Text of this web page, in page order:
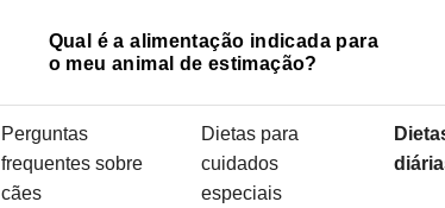
Qual é a alimentação indicada para
o meu animal de estimação?
Perguntas
frequentes sobre
cães
Dietas para
cuidados
especiais